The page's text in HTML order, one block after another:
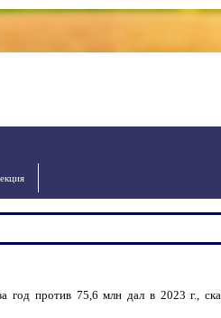
год против 75,6 млн дал в 2023 г.,